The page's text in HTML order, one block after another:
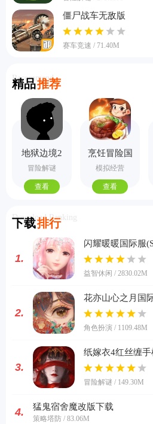
僵尸战车无敌版
赛车竞速 / 71.40M
精品推荐
Recommend
地狱边境2
手机版
冒险解谜
查看
烹饪冒险国
际服
模拟经营
查看
下载排行
Download Ranking
1.
闪耀暖暖国际服
益智休闲 / 2830.02M
2.
花亦山心之月国
角色扮演 / 1109.48M
3.
纸嫁衣4红丝缠
冒险解谜 / 149.30M
4. 猛鬼宿舍魔改版下载
策略塔防 / 83.06M